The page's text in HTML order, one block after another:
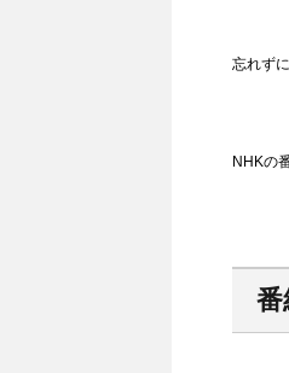
忘れず
NHKの
番